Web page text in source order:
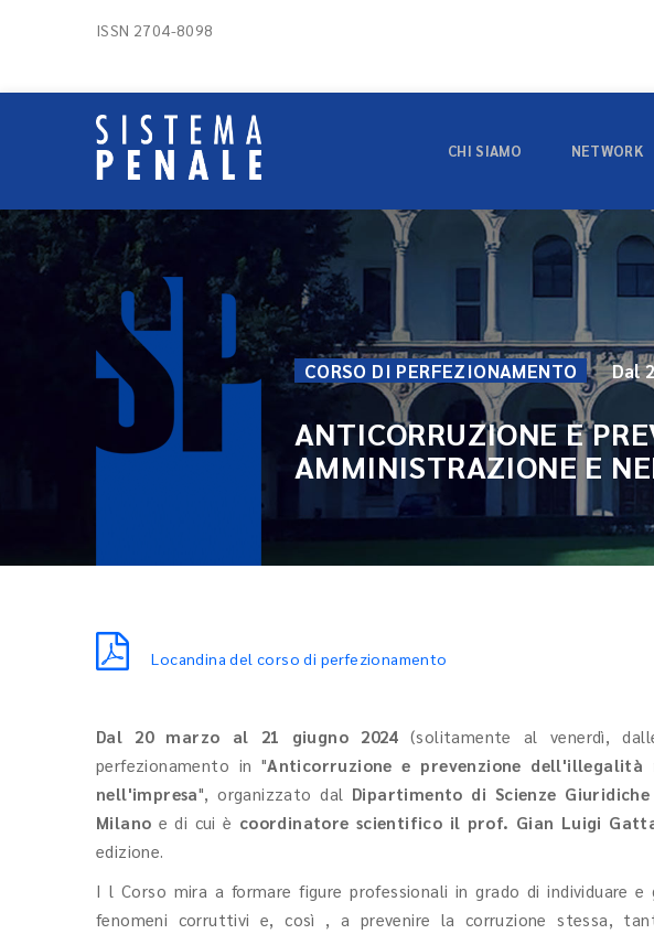
ISSN 2704-8098
CHI SIAMO NETWORK
CORSO DI PERFEZIONAMENTO Dal
ANTICORRUZIONE E
AMMINISTRAZIONE E
Locandina del corso di perfezionamento
Dal 20 marzo al 21 giugno 2024(solitamente al venerdì,
perfezionamento in "Anticorruzione e prevenzione dell'illegalità
nell'impresa", organizzato dal Dipartimento di Scienze
Milano e di cui è coordinatore scientifico il prof. Gian Luigi
edizione.
I l Corso mira a formare figure professionali in grado di individuare
fenomeni corruttivi e, così , a prevenire la corruzione stessa,